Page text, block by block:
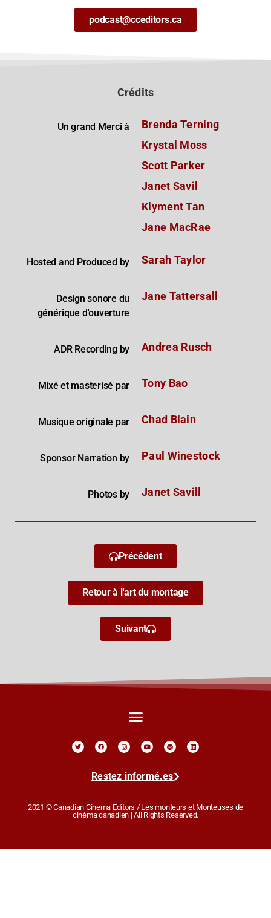
podcast@cceditors.ca
Crédits
Un grand Merci à
Brenda Terning
Krystal Moss
Scott Parker
Janet Savil
Klyment Tan
Jane MacRae
Hosted and Produced by Sarah Taylor
Design sonore du
générique d'ouverture
Jane Tattersall
ADR Recording by Andrea Rusch
Mixé et masterisé par Tony Bao
Musique originale par Chad Blain
Sponsor Narration by Paul Winestock
Photos by Janet Savill
Précédent
Retour à l'art du montage
Suivant
Restez informé.es
2021 © Canadian Cinema Editors / Les monteurs et Monteuses de
cinéma canadien | All Rights Reserved.